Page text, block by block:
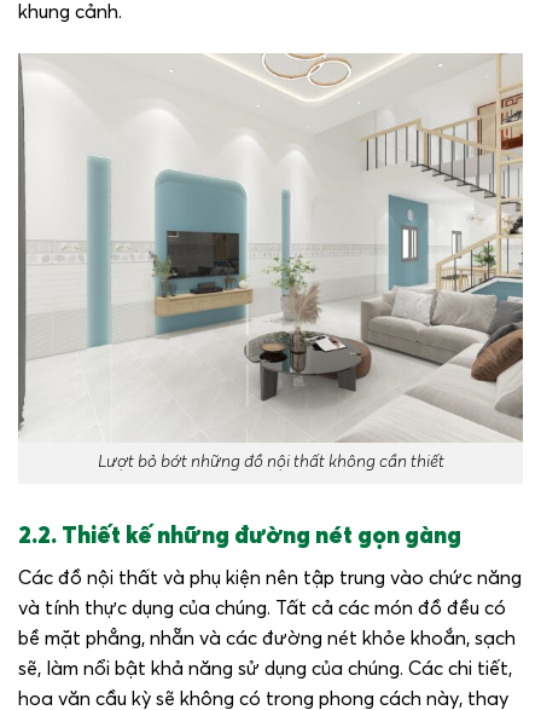
khung cảnh.
Lượt bỏ bớt những đồ nội thất không cần thiết
2.2. Thiết kế những đường nét gọn gàng
Các đồ nội thất và phụ kiện nên tập trung vào chức năng
và tính thực dụng của chúng. Tất cả các món đồ đều có
bề mặt phẳng, nhẵn và các đường nét khỏe khoắn, sạch
sẽ, làm nổi bật khả năng sử dụng của chúng. Các chi tiết,
hoa văn cầu kỳ sẽ không có trong phong cách này, thay